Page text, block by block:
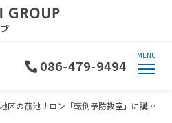
086-479-9494
MENU
倉敷市児島地区の菰池サロン「転倒予防教室」に講師として参加しました